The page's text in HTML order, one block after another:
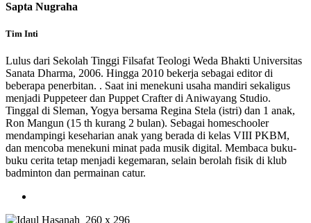
Sapta Nugraha
Tim Inti
Lulus dari Sekolah Tinggi Filsafat Teologi Weda Bhakti Universitas
Sanata Dharma, 2006. Hingga 2010 bekerja sebagai editor di
beberapa penerbitan. . Saat ini menekuni usaha mandiri sekaligus
menjadi Puppeteer dan Puppet Crafter di Aniwayang Studio.
Tinggal di Sleman, Yogya bersama Regina Stela (istri) dan 1 anak,
Ron Mangun (15 th kurang 2 bulan). Sebagai homeschooler
mendampingi keseharian anak yang berada di kelas VIII PKBM,
dan mencoba menekuni minat pada musik digital. Membaca buku-
buku cerita tetap menjadi kegemaran, selain berolah fisik di klub
badminton dan permainan catur.